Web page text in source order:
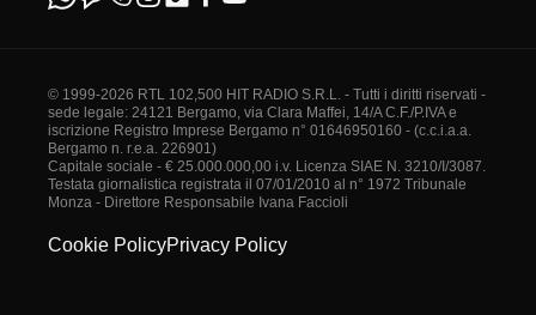
© 1999-2026 RTL 102,500 HIT RADIO S.R.L. - Tutti i diritti riservati -
sede legale: 24121 Bergamo, via Clara Maffei, 14/A C.F./P.IVA e
iscrizione Registro Imprese Bergamo n° 01646950160 - (c.c.i.a.a.
Bergamo n. r.e.a. 226901)
Capitale sociale - € 25.000.000,00 i.v. Licenza SIAE N. 3210/I/3087.
Testata giornalistica registrata il 07/01/2010 al n° 1972 Tribunale
Monza - Direttore Responsabile Ivana Faccioli
Cookie PolicyPrivacy Policy